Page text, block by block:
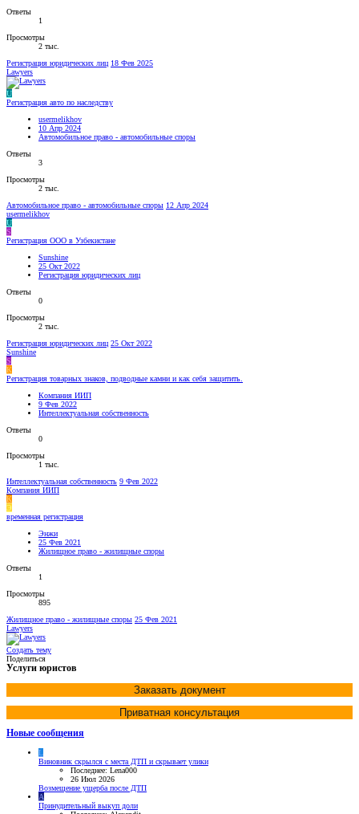
Ответы
1
Просмотры
2 тыс.
Регистрация юридических лиц 18 Фев 2025
Lawyers
U
Регистрация авто по наследству
usermelikhov
10 Апр 2024
Автомобильное право - автомобильные споры
Ответы
3
Просмотры
2 тыс.
Автомобильное право - автомобильные споры 12 Апр 2024
usermelikhov
U
S
Регистрация ООО в Узбекистане
Sunshine
25 Окт 2022
Регистрация юридических лиц
Ответы
0
Просмотры
2 тыс.
Регистрация юридических лиц 25 Окт 2022
Sunshine
S
К
Регистрация товарных знаков, подводные камни и как себя защитить.
Компания ИИП
9 Фев 2022
Интеллектуальная собственность
Ответы
0
Просмотры
1 тыс.
Интеллектуальная собственность 9 Фев 2022
Компания ИИП
К
Э
временная регистрация
Энжи
25 Фев 2021
Жилищное право - жилищные споры
Ответы
1
Просмотры
895
Жилищное право - жилищные споры 25 Фев 2021
Lawyers
Создать тему
Поделиться
Услуги юристов
Заказать документ
Приватная консультация
Новые сообщения
L
Виновник скрылся с места ДТП и скрывает улики
Последнее: Lena000
26 Июл 2026
Возмещение ущерба после ДТП
A
Принудительный выкуп доли